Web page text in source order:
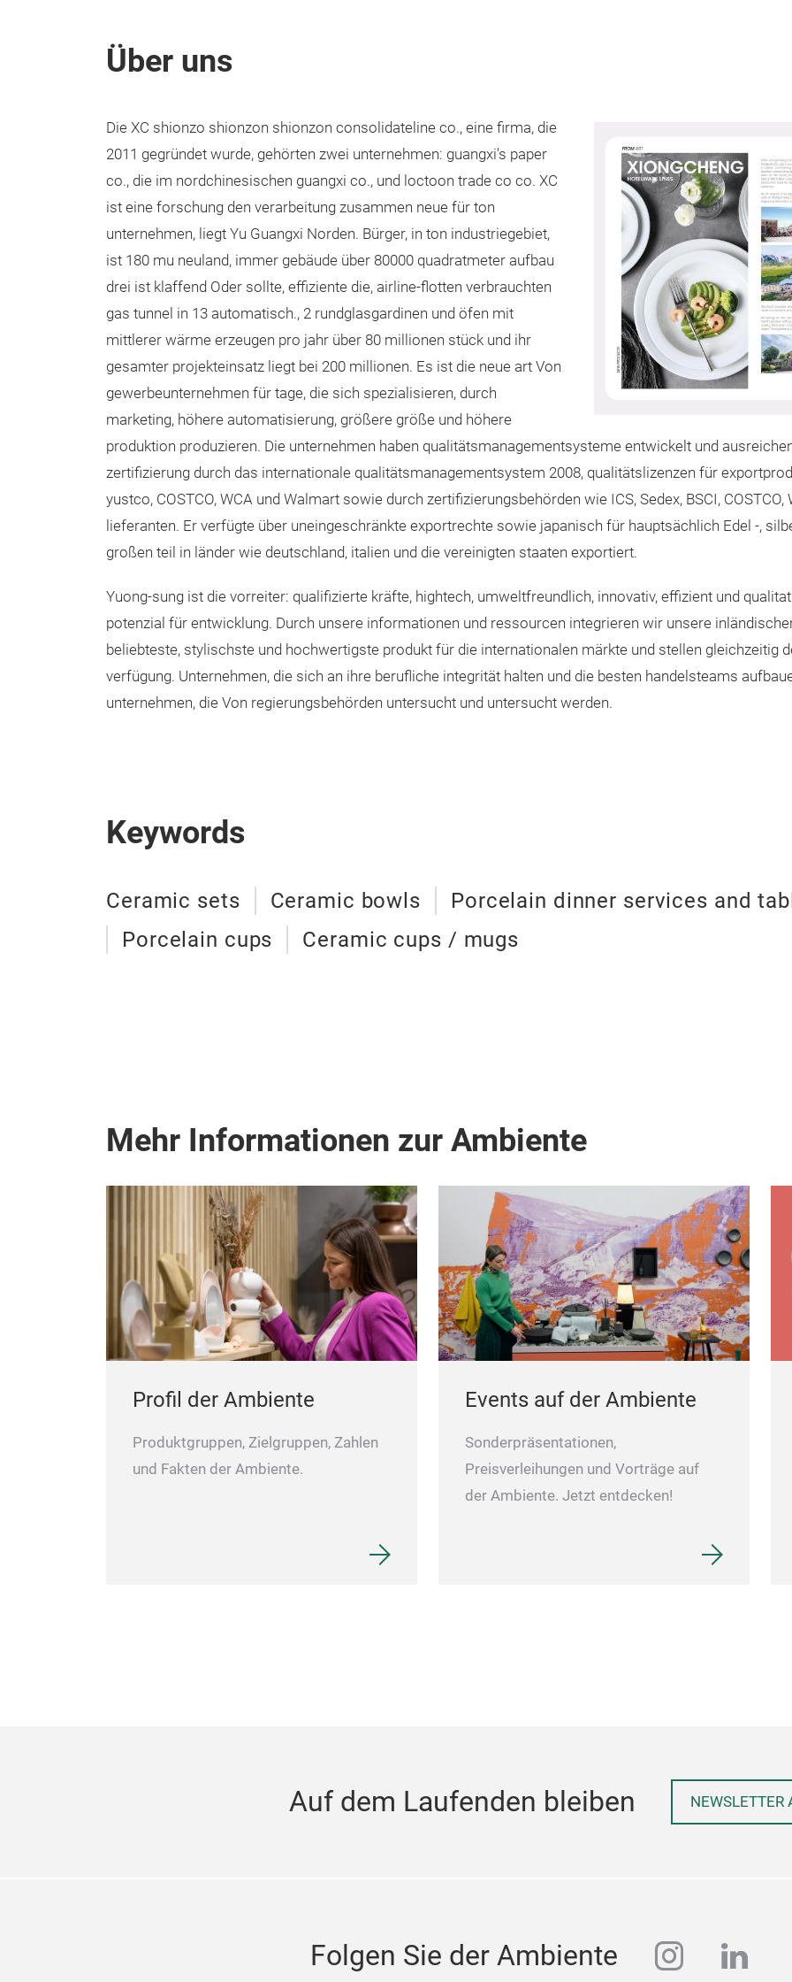
Über uns
Die XC shionzo shionzon shionzon consolidateline co., eine firma, die
2011 gegründet wurde, gehörten zwei unternehmen: guangxi's paper
co., die im nordchinesischen guangxi co., und loctoon trade co co. XC
ist eine forschung den verarbeitung zusammen neue für ton
unternehmen, liegt Yu Guangxi Norden. Bürger, in ton industriegebiet,
ist 180 mu neuland, immer gebäude über 80000 quadratmeter aufbau
drei ist klaffend Oder sollte, effiziente die, airline-flotten verbrauchten
gas tunnel in 13 automatisch., 2 rundglasgardinen und öfen mit
mittlerer wärme erzeugen pro jahr über 80 millionen stück und ihr
gesamter projekteinsatz liegt bei 200 millionen. Es ist die neue art Von
gewerbeunternehmen für tage, die sich spezialisieren, durch
marketing, höhere automatisierung, größere größe und höhere
produktion produzieren. Die unternehmen haben qualitätsmanagementsysteme entwickelt und
zertifizierung durch das internationale qualitätsmanagementsystem 2008, qualitätslizenzen für
yustco, COSTCO, WCA und Walmart sowie durch zertifizierungsbehörden wie ICS, Sedex, BSCI,
lieferanten. Er verfügte über uneingeschränkte exportrechte sowie japanisch für hauptsächlich Edel -,
großen teil in länder wie deutschland, italien und die vereinigten staaten exportiert.
Yuong-sung ist die vorreiter: qualifizierte kräfte, hightech, umweltfreundlich, innovativ, effizient und
potenzial für entwicklung. Durch unsere informationen und ressourcen integrieren wir unsere
beliebteste, stylischste und hochwertigste produkt für die internationalen märkte und stellen gleichzeitig
verfügung. Unternehmen, die sich an ihre berufliche integrität halten und die besten handelsteams
unternehmen, die Von regierungsbehörden untersucht und untersucht werden.
Keywords
Ceramic sets Ceramic bowls
Porcelain dinner services and
Porcelain cups
Ceramic cups / mugs
Mehr Informationen zur Ambiente
Profil der Ambiente
Produktgruppen, Zielgruppen, Zahlen
und Fakten der Ambiente.
Events auf der Ambiente
Sonderpräsentationen,
Preisverleihungen und Vorträge auf
der Ambiente. Jetzt entdecken!
Auf dem Laufenden bleiben NEWSLETTER
Folgen Sie der Ambiente